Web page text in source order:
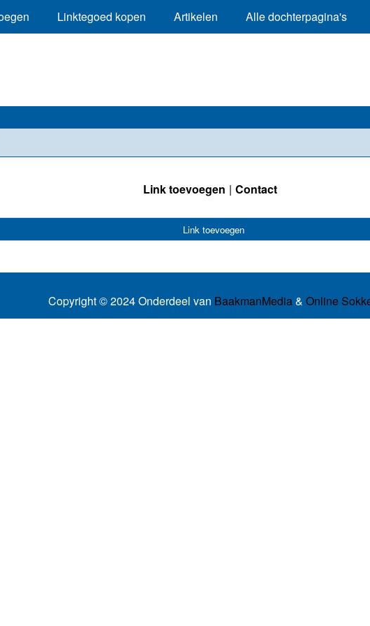
Linktegoed kopen Artikelen Alle dochterpagina's
Link toevoegen Contact
Link toevoegen
Copyright © 2024 Onderdeel van BaakmanMedia& Online